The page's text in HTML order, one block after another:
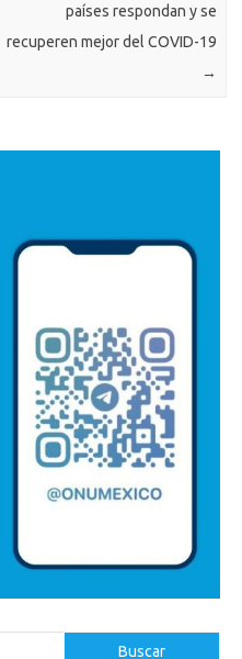
países respondan y se
recuperen mejor del COVID-19
→
Buscar